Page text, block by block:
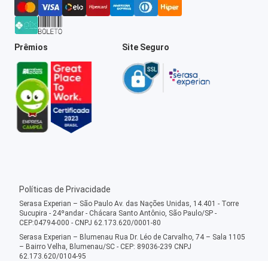
Prêmios Site Seguro
Políticas de Privacidade
Serasa Experian – São Paulo Av. das Nações Unidas, 14.401 - Torre
Sucupira - 24ºandar - Chácara Santo Antônio, São Paulo/SP -
CEP:04794-000 - CNPJ 62.173.620/0001-80
Serasa Experian – Blumenau Rua Dr. Léo de Carvalho, 74 – Sala 1105
– Bairro Velha, Blumenau/SC - CEP: 89036-239 CNPJ
62.173.620/0104-95